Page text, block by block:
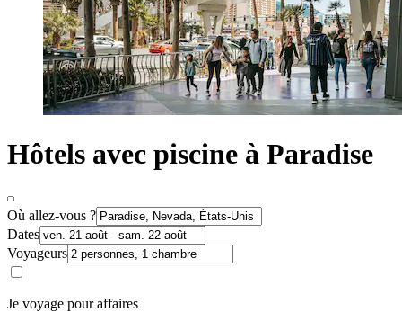
Hôtels avec piscine à Paradise
Où allez-vous ?
Dates
Voyageurs
Je voyage pour affaires